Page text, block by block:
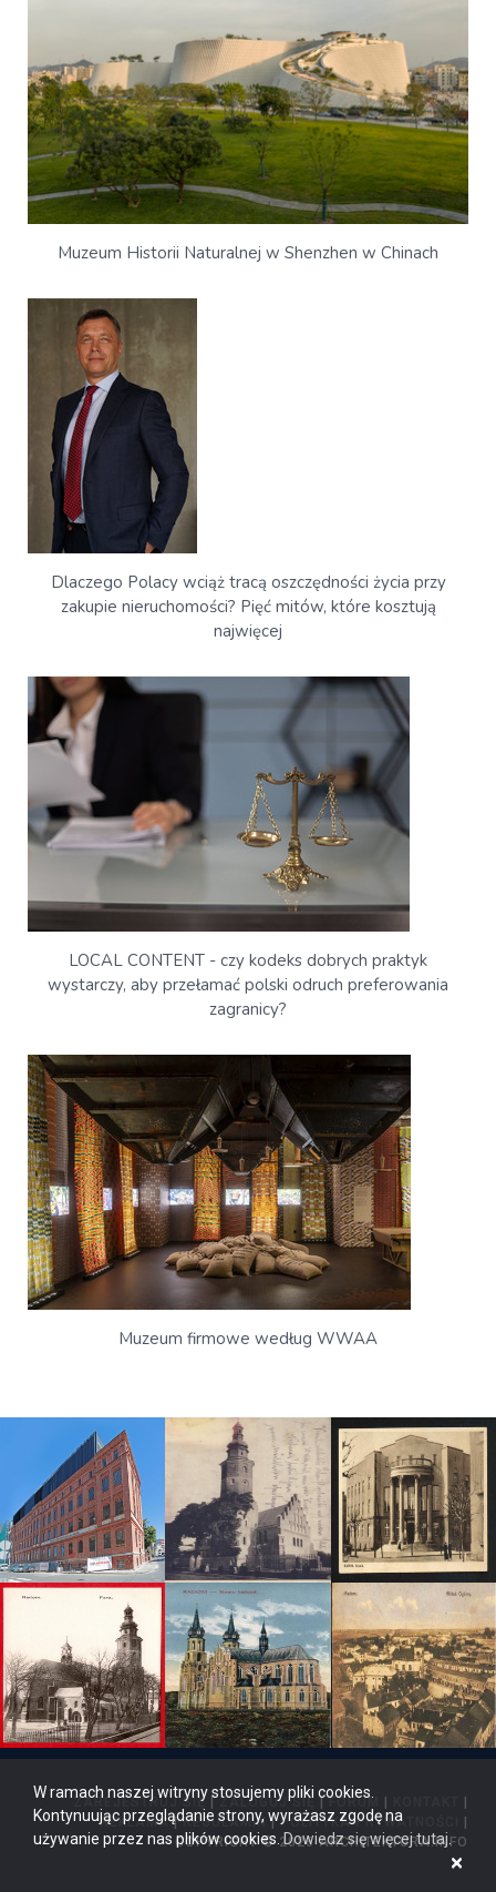
Muzeum Historii Naturalnej w Shenzhen w Chinach
Dlaczego Polacy wciąż tracą oszczędności życia przy
zakupie nieruchomości? Pięć mitów, które kosztują
najwięcej
LOCAL CONTENT - czy kodeks dobrych praktyk
wystarczy, aby przełamać polski odruch preferowania
zagranicy?
Muzeum firmowe według WWAA
ZAREJESTRUJ SIĘ | ZALOGUJ SIĘ |FORUM
REKLAMA|REGULAMIN |POLITYKA PRYWATNOŚCI
COPYRIGHT © 2026 ARCHITEKTURA.INFO
W ramach naszej witryny stosujemy pliki cookies.
Kontynuując przeglądanie strony, wyrażasz zgodę na
używanie przez nas plików cookies.Dowiedz się więcej tutaj.
×